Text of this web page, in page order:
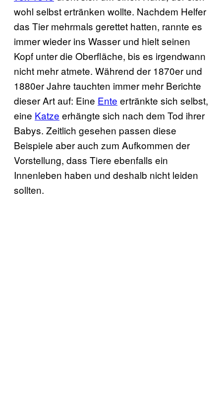
wohl selbst ertränken wollte. Nachdem Helfer
das Tier mehrmals gerettet hatten, rannte es
immer wieder ins Wasser und hielt seinen
Kopf unter die Oberfläche, bis es irgendwann
nicht mehr atmete. Während der 1870er und
1880er Jahre tauchten immer mehr Berichte
dieser Art auf: Eine Ente ertränkte sich selbst,
eine Katze erhängte sich nach dem Tod ihrer
Babys. Zeitlich gesehen passen diese
Beispiele aber auch zum Aufkommen der
Vorstellung, dass Tiere ebenfalls ein
Innenleben haben und deshalb nicht leiden
sollten.